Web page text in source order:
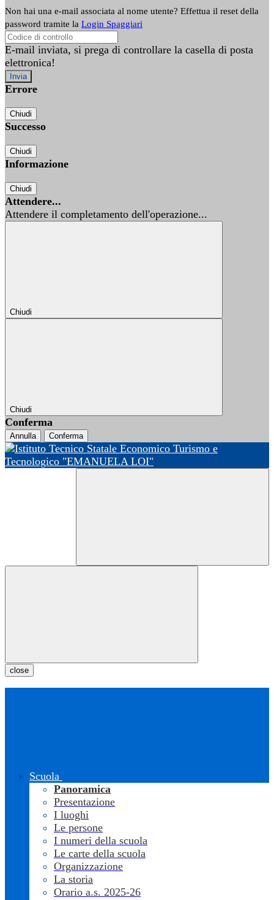
Non hai una e-mail associata al nome utente? Effettua il reset della
password tramite la Login Spaggiari
E-mail inviata, si prega di controllare la casella di posta
elettronica!
Errore
Chiudi
Successo
Chiudi
Informazione
Chiudi
Attendere...
Attendere il completamento dell'operazione...
Chiudi
Chiudi
Conferma
Annulla Conferma
close
Scuola
Panoramica
Presentazione
I luoghi
Le persone
I numeri della scuola
Le carte della scuola
Organizzazione
La storia
Orario a.s. 2025-26